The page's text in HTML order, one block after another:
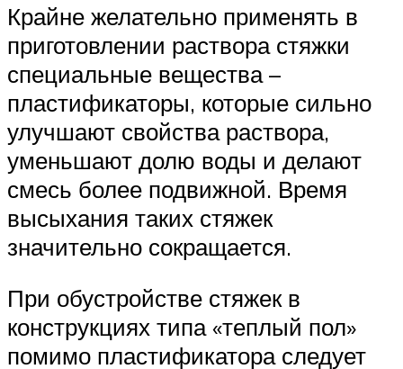
Крайне желательно применять в
приготовлении раствора стяжки
специальные вещества –
пластификаторы, которые сильно
улучшают свойства раствора,
уменьшают долю воды и делают
смесь более подвижной. Время
высыхания таких стяжек
значительно сокращается.
При обустройстве стяжек в
конструкциях типа «теплый пол»
помимо пластификатора следует